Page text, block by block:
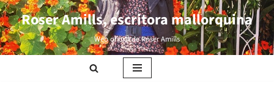
Saltar
al
Roser Amills, escritora mallorquina
Web oficial de Roser Amills